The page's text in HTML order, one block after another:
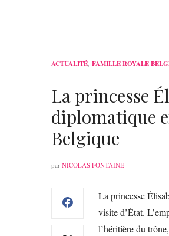
ACTUALITÉ, FAMILLE ROYALE
La princesse
diplomatique
Belgique
par NICOLAS FONTAINE
La princesse
visite d’État.
l’héritière du